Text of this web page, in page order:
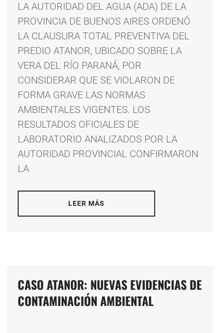
LA AUTORIDAD DEL AGUA (ADA) DE LA
PROVINCIA DE BUENOS AIRES ORDENÓ
LA CLAUSURA TOTAL PREVENTIVA DEL
PREDIO ATANOR, UBICADO SOBRE LA
VERA DEL RÍO PARANÁ, POR
CONSIDERAR QUE SE VIOLARON DE
FORMA GRAVE LAS NORMAS
AMBIENTALES VIGENTES. LOS
RESULTADOS OFICIALES DE
LABORATORIO ANALIZADOS POR LA
AUTORIDAD PROVINCIAL CONFIRMARON
LA
LEER MÁS
CASO ATANOR: NUEVAS EVIDENCIAS DE
CONTAMINACIÓN AMBIENTAL